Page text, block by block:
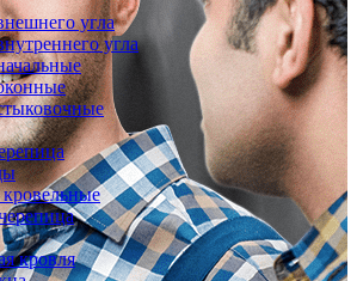
угла
угла
кровля